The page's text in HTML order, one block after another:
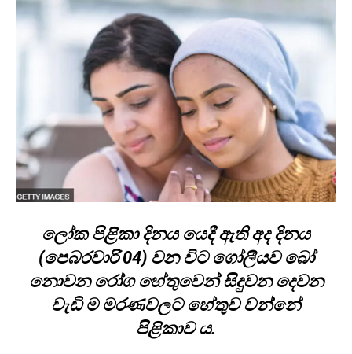
ලෝක පිළිකා දිනය යෙදී ඇති අද දිනය
(පෙබරවාරි 04) වන විට ගෝලීයව බෝ
නොවන රෝග හේතුවෙන් සිදුවන දෙවන
වැඩි ම මරණවලට හේතුව වන්නේ
පිළිකාව ය.